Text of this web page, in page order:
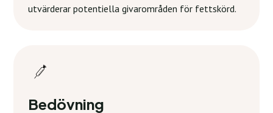
utvärderar potentiella givarområden för fettskörd.
Bedövning